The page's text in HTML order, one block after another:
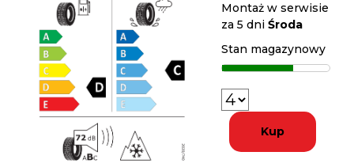
Montaż w serwisie
za 5 dniŚroda
Stan magazynowy
Kup